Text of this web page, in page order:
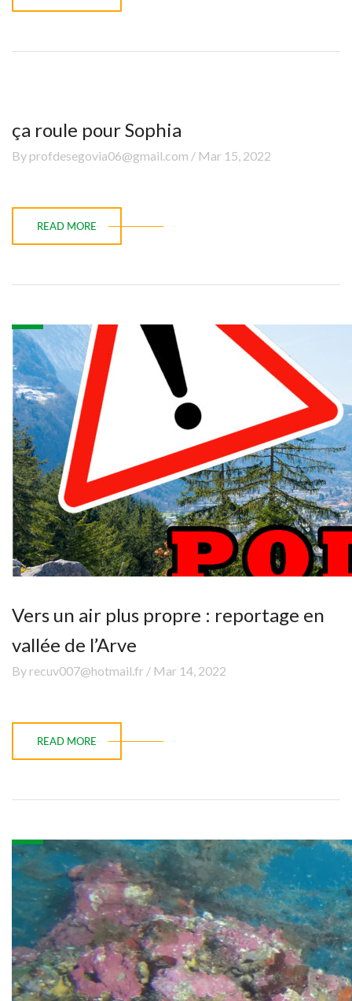
ça roule pour Sophia
By profdesegovia06@gmail.com / Mar 15, 2022
READ MORE
Vers un air plus propre : reportage en
vallée de l’Arve
By recuv007@hotmail.fr / Mar 14, 2022
READ MORE